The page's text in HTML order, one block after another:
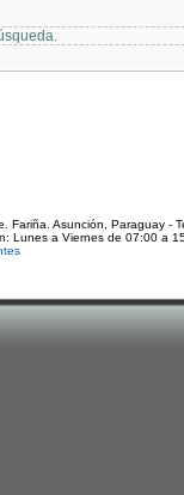
Fariña. Asunción, Paraguay -
Lunes a Viernes de 07:00 a